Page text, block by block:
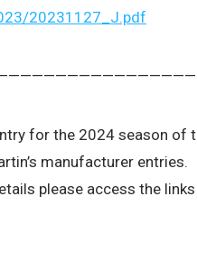
20231127_J.pdf
for the 2024 season of
manufacturer entries.
please access the links